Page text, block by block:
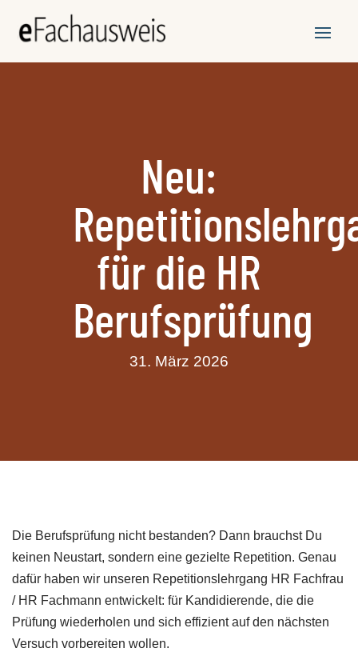
Neu:
für die HR
Berufsprüfung
31. März 2026
Die Berufsprüfung nicht bestanden? Dann brauchst Du
keinen Neustart, sondern eine gezielte Repetition. Genau
dafür haben wir unseren Repetitionslehrgang HR Fachfrau
/ HR Fachmann entwickelt: für Kandidierende, die die
Prüfung wiederholen und sich effizient auf den nächsten
Versuch vorbereiten wollen.